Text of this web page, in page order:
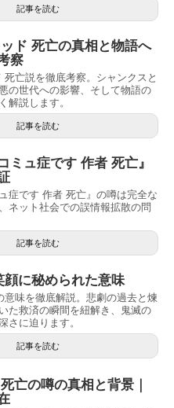
記事を読む
ド 死亡の真相と物語へ
察
死亡説を徹底考察。シャンクスと
の世代への影響、そして物語の
解説します。
記事を読む
ミュ症です 作者 死亡』
症です 作者 死亡』の噂は完全な
ネット社会での誤情報拡散の問
記事を読む
顔に秘められた意味
意味を徹底解説。悲劇の過去と煉
た救済の瞬間を紐解き、鬼滅の
さに迫ります。
記事を読む
亡の噂の真相と背景｜